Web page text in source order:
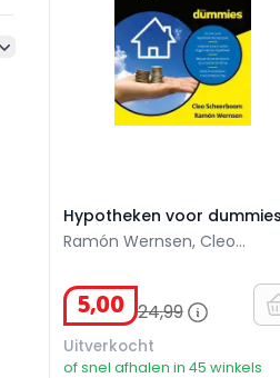
filter button
Hypotheken voor dummies
Ramón Wernsen, Cleo
5,00 24,99
Uitverkocht
of snel afhalen in 45 winkels